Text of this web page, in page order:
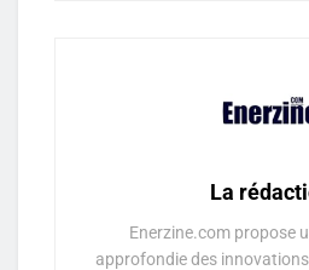
La
Enerzine.com propose
approfondie des